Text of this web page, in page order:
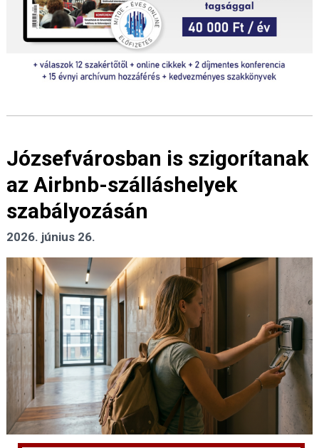
Józsefvárosban is szigorítanak
az Airbnb-szálláshelyek
szabályozásán
2026. június 26.